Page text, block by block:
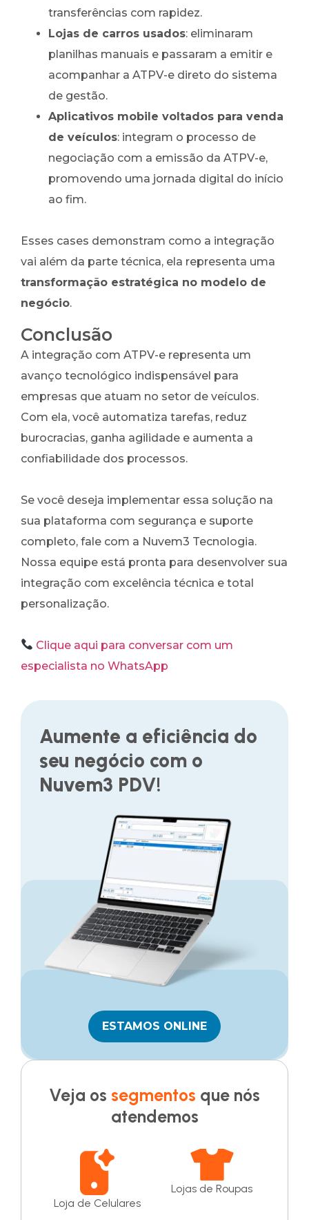
transferências com rapidez.
Lojas de carros usados: eliminaram
planilhas manuais e passaram a emitir e
acompanhar a ATPV-e direto do sistema
de gestão.
Aplicativos mobile voltados para venda
de veículos: integram o processo de
negociação com a emissão da ATPV-e,
promovendo uma jornada digital do início
ao fim.
Esses cases demonstram como a integração
vai além da parte técnica, ela representa uma
transformação estratégica no modelo de
negócio.
Conclusão
A integração com ATPV-e representa um
avanço tecnológico indispensável para
empresas que atuam no setor de veículos.
Com ela, você automatiza tarefas, reduz
burocracias, ganha agilidade e aumenta a
confiabilidade dos processos.
Se você deseja implementar essa solução na
sua plataforma com segurança e suporte
completo, fale com a Nuvem3 Tecnologia.
Nossa equipe está pronta para desenvolver sua
integração com excelência técnica e total
personalização.
Clique aqui para conversar com um
especialista no WhatsApp
Aumente a eficiência do
seu negócio com o
Nuvem3 PDV!
ESTAMOS ONLINE
Veja os segmentos que nós
atendemos
Loja de Celulares
Lojas de Roupas